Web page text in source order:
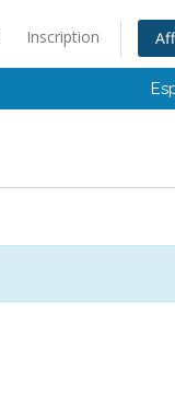
Inscription